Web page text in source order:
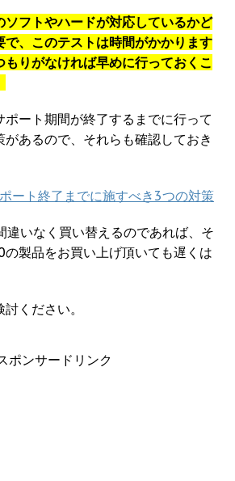
ソフトやハードが対応しているかど
で、このテストは時間がかかります
りがなければ早めに行っておくこ
ポート期間が終了するまでに行って
あるので、それらも確認しておき
ート終了までに施すべき3つの対策
いなく買い替えるのであれば、そ
製品をお買い上げ頂いても遅くは
ください。
ポンサードリンク